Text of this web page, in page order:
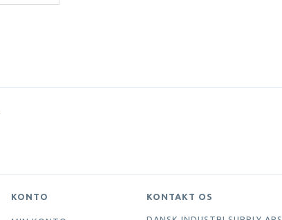
KONTO KONTAKT OS